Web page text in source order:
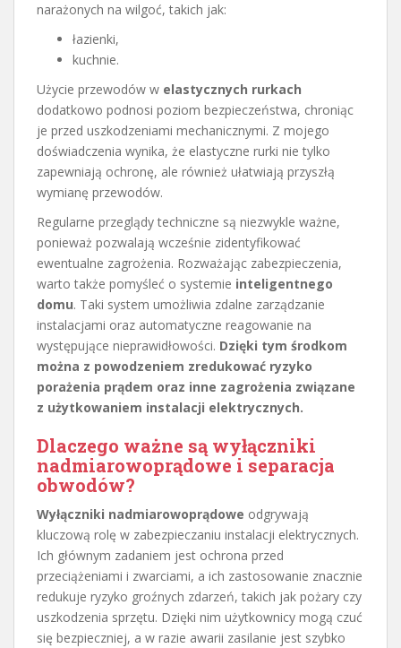
narażonych na wilgoć, takich jak:
łazienki,
kuchnie.
Użycie przewodów w elastycznych rurkach
dodatkowo podnosi poziom bezpieczeństwa, chroniąc
je przed uszkodzeniami mechanicznymi. Z mojego
doświadczenia wynika, że elastyczne rurki nie tylko
zapewniają ochronę, ale również ułatwiają przyszłą
wymianę przewodów.
Regularne przeglądy techniczne są niezwykle ważne,
ponieważ pozwalają wcześnie zidentyfikować
ewentualne zagrożenia. Rozważając zabezpieczenia,
warto także pomyśleć o systemie inteligentnego
domu. Taki system umożliwia zdalne zarządzanie
instalacjami oraz automatyczne reagowanie na
występujące nieprawidłowości. Dzięki tym środkom
można z powodzeniem zredukować ryzyko
porażenia prądem oraz inne zagrożenia związane
z użytkowaniem instalacji elektrycznych.
Dlaczego ważne są wyłączniki
nadmiarowoprądowe i separacja
obwodów?
Wyłączniki nadmiarowoprądowe odgrywają
kluczową rolę w zabezpieczaniu instalacji elektrycznych.
Ich głównym zadaniem jest ochrona przed
przeciążeniami i zwarciami, a ich zastosowanie znacznie
redukuje ryzyko groźnych zdarzeń, takich jak pożary czy
uszkodzenia sprzętu. Dzięki nim użytkownicy mogą czuć
się bezpieczniej, a w razie awarii zasilanie jest szybko